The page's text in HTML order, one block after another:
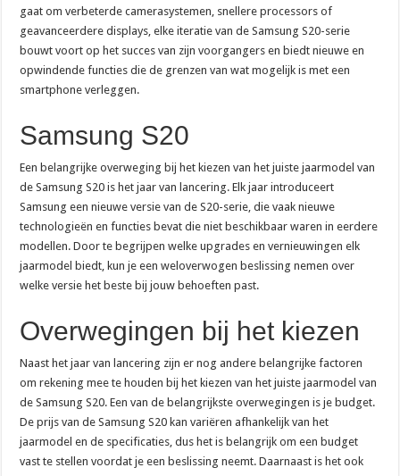
gaat om verbeterde camerasystemen, snellere processors of
geavanceerdere displays, elke iteratie van de Samsung S20-serie
bouwt voort op het succes van zijn voorgangers en biedt nieuwe en
opwindende functies die de grenzen van wat mogelijk is met een
smartphone verleggen.
Samsung S20
Een belangrijke overweging bij het kiezen van het juiste jaarmodel van
de Samsung S20 is het jaar van lancering. Elk jaar introduceert
Samsung een nieuwe versie van de S20-serie, die vaak nieuwe
technologieën en functies bevat die niet beschikbaar waren in eerdere
modellen. Door te begrijpen welke upgrades en vernieuwingen elk
jaarmodel biedt, kun je een weloverwogen beslissing nemen over
welke versie het beste bij jouw behoeften past.
Overwegingen bij het kiezen
Naast het jaar van lancering zijn er nog andere belangrijke factoren
om rekening mee te houden bij het kiezen van het juiste jaarmodel van
de Samsung S20. Een van de belangrijkste overwegingen is je budget.
De prijs van de Samsung S20 kan variëren afhankelijk van het
jaarmodel en de specificaties, dus het is belangrijk om een budget
vast te stellen voordat je een beslissing neemt. Daarnaast is het ook